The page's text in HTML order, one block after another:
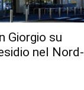
Giorgio su
nel Nord-